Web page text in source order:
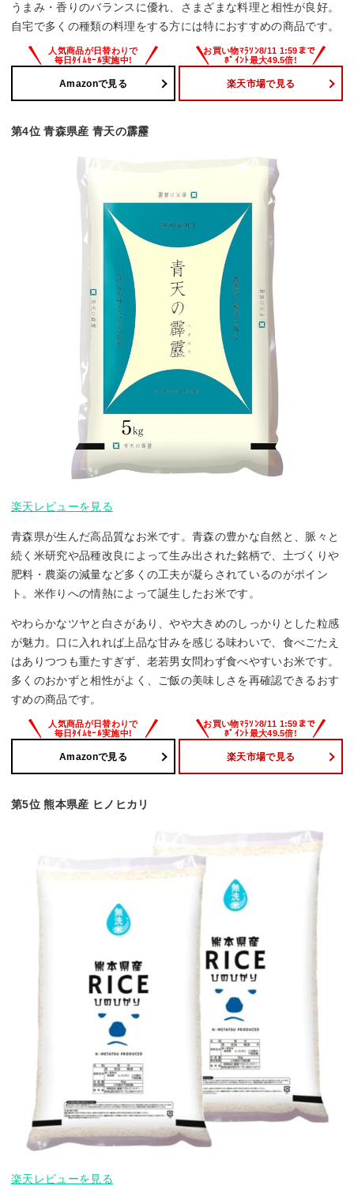
うまみ・香りのバランスに優れ、さまざまな料理と相性が良好。
自宅で多くの種類の料理をする方には特におすすめの商品です。
Amazonで見る 楽天市場で見る
第4位 青森県産 青天の霹靂
楽天レビューを見る
青森県が生んだ高品質なお米です。青森の豊かな自然と、脈々と
続く米研究や品種改良によって生み出された銘柄で、土づくりや
肥料・農薬の減量など多くの工夫が凝らされているのがポイン
ト。米作りへの情熱によって誕生したお米です。
やわらかなツヤと白さがあり、やや大きめのしっかりとした粒感
が魅力。口に入れれば上品な甘みを感じる味わいで、食べごたえ
はありつつも重たすぎず、老若男女問わず食べやすいお米です。
多くのおかずと相性がよく、ご飯の美味しさを再確認できるおす
すめの商品です。
Amazonで見る 楽天市場で見る
第5位 熊本県産 ヒノヒカリ
楽天レビューを見る